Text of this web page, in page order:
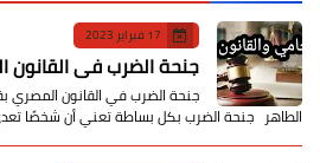
17 فبراير 2023
جنحة الضرب في القانون
جنحة الضرب في القانون المصري
الطاهر جنحة الضرب بكل بساطة تعني أن شخصًا